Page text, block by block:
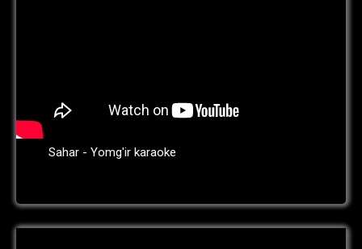
Sahar - Yomg'ir karaoke